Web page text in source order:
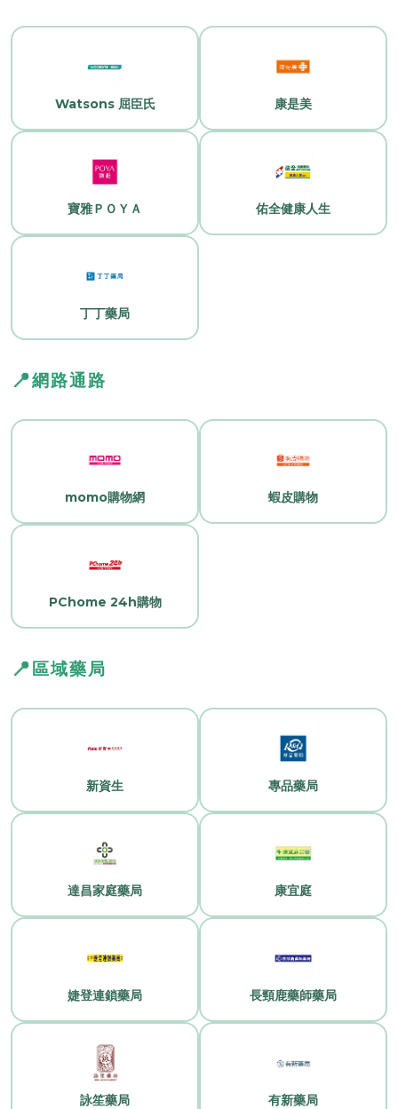
Watsons 屈臣氏 康是美
寶雅ＰＯＹＡ 佑全健康人生
丁丁藥局
📍網路通路
momo購物網 蝦皮購物
PChome 24h購物
📍 區域藥局
新資生 專品藥局
達昌家庭藥局 康宜庭
婕登連鎖藥局 長頸鹿藥師藥局
詠笙藥局 有新藥局